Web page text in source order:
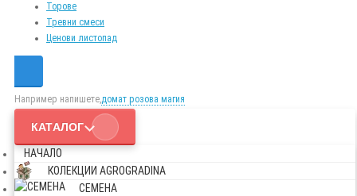
Торове
Тревни смеси
Ценови листопад
Например напишете,домат розова магия
КАТАЛОГ
НАЧАЛО
КОЛЕКЦИИ AGROGRADINA
СЕМЕНА